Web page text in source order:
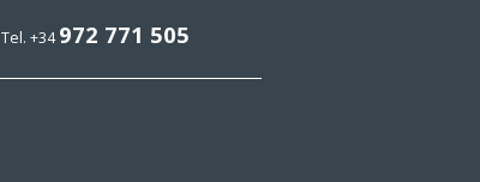
Tel. +34972 771 505